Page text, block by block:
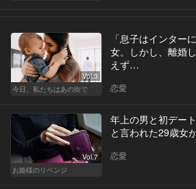
Vol.3
今日、私たちはあの街で
「息子はインター
女。しかし、離婚
えず…
恋愛
Vol.7
お姫様のリベンジ
年上の男と初デー
と言われた29歳女
恋愛